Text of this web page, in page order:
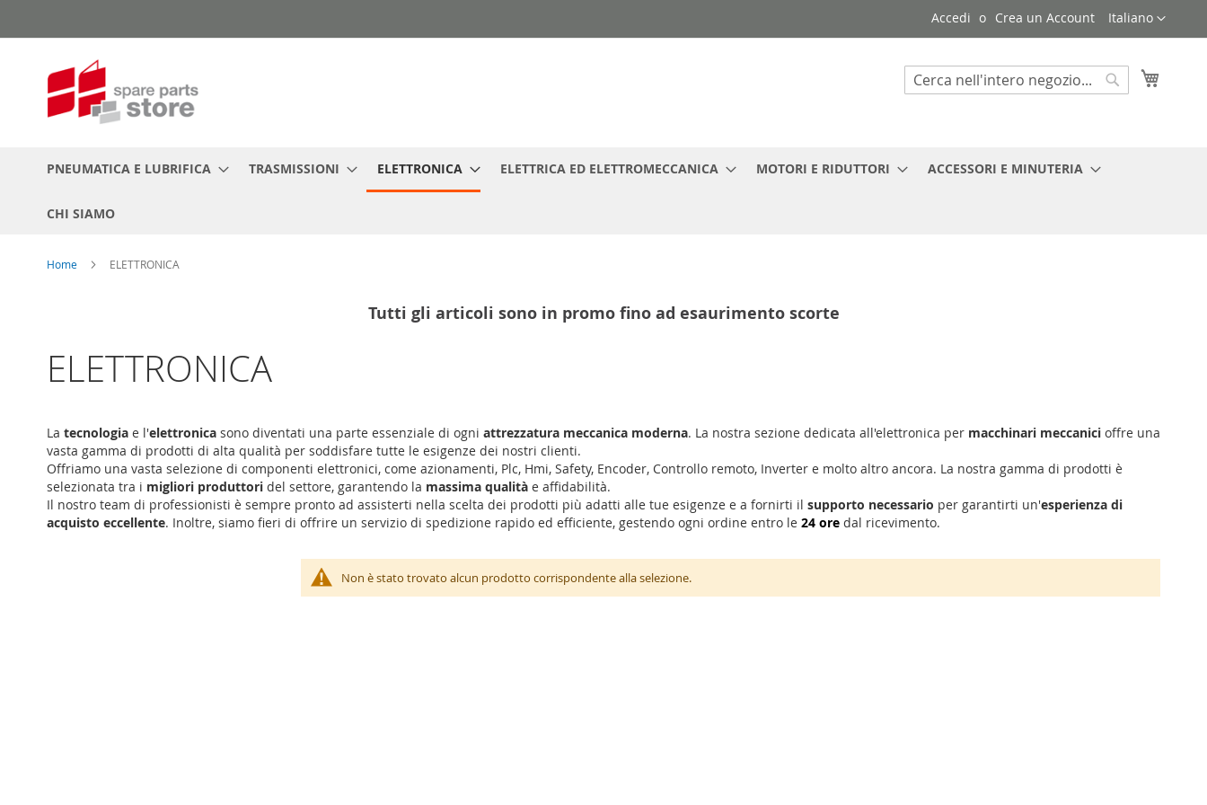
al
Lingua
Italiano
Accedi Crea un Account
Search
PNEUMATICA E LUBRIFICA TRASMISSIONI ELETTRONICA ELETTRICA ED ELETTROMECCANICA MOTORI E RIDUTTORI ACCESSORI E MINUTERIA
CHI SIAMO
Home ELETTRONICA
Tutti gli articoli sono in promo fino ad esaurimento scorte
ELETTRONICA
La tecnologia e l'elettronica sono diventati una parte essenziale di ogni attrezzatura meccanica moderna. La nostra sezione dedicata all'elettronica per macchinari meccanici offre una
vasta gamma di prodotti di alta qualità per soddisfare tutte le esigenze dei nostri clienti.
Offriamo una vasta selezione di componenti elettronici, come azionamenti, Plc, Hmi, Safety, Encoder, Controllo remoto, Inverter e molto altro ancora. La nostra gamma di prodotti è
selezionata tra i migliori produttori del settore, garantendo la massima qualità e affidabilità.
Il nostro team di professionisti è sempre pronto ad assisterti nella scelta dei prodotti più adatti alle tue esigenze e a fornirti il supporto necessario per garantirti un'esperienza di
acquisto eccellente. Inoltre, siamo fieri di offrire un servizio di spedizione rapido ed efficiente, gestendo ogni ordine entro le 24 ore dal ricevimento.
Non è stato trovato alcun prodotto corrispondente alla selezione.